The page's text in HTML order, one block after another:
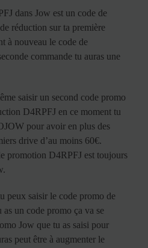
dans Jow est un code de
réduction sur ta première
à nouveau le code de
commande tu auras une
saisir un second code promo
D4RPFJ en ce moment tu
pour avoir en plus des
drive d’au moins 60€.
promotion D4RPFJ est toujours
peux saisir le code promo de
un code promo ça va se
Jow que tu as saisi pour
peut être à augmenter le